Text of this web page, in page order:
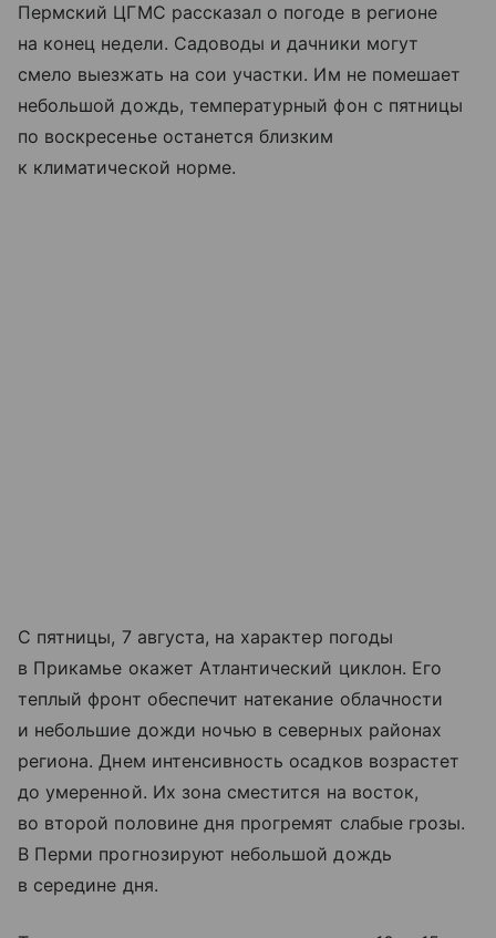
Пермский ЦГМС рассказал о погоде в регионе
на конец недели. Садоводы и дачники могут
смело выезжать на сои участки. Им не помешает
небольшой дождь, температурный фон с пятницы
по воскресенье останется близким
к климатической норме.
С пятницы, 7 августа, на характер погоды
в Прикамье окажет Атлантический циклон. Его
теплый фронт обеспечит натекание облачности
и небольшие дожди ночью в северных районах
региона. Днем интенсивность осадков возрастет
до умеренной. Их зона сместится на восток,
во второй половине дня прогремят слабые грозы.
В Перми прогнозируют небольшой дождь
в середине дня.